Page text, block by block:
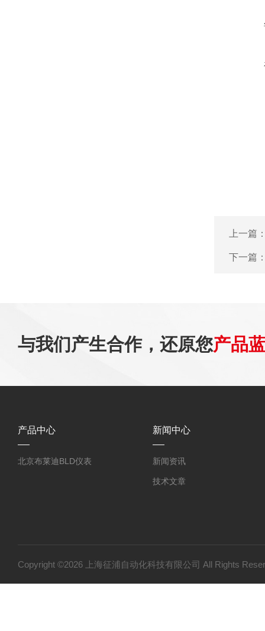
上一篇
下一篇
与我们产生合作，还原您产品
产品中心
北京布莱迪BLD仪表
新闻中心
新闻资讯
技术文章
Copyright ©2026 上海征浦自动化科技有限公司 All Rights